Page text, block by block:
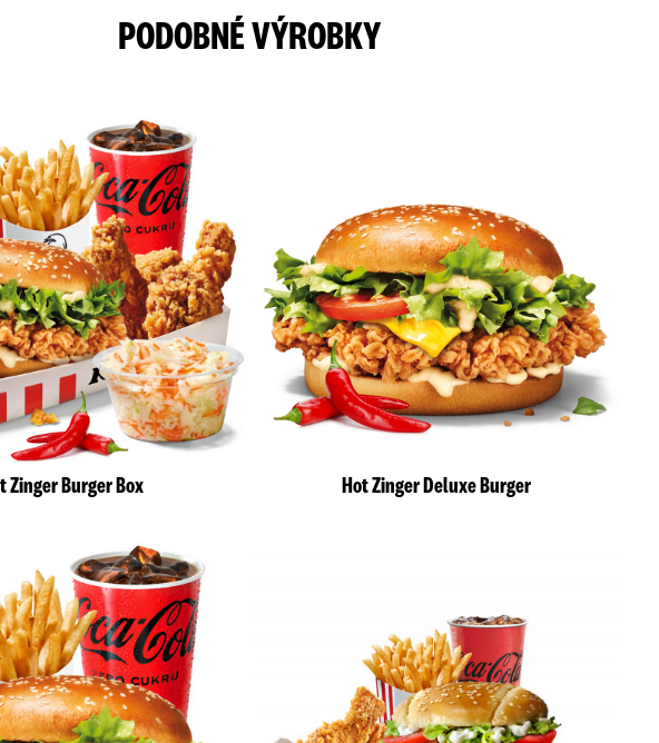
PODOBNÉ VÝROBKY
Zinger Burger Box Hot Zinger Deluxe Burger